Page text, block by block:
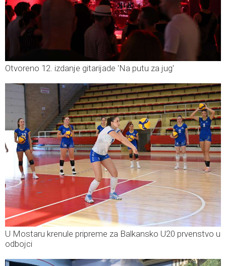
Otvoreno 12. izdanje gitarijade 'Na putu za jug'
U Mostaru krenule pripreme za Balkansko U20 prvenstvo u
odbojci